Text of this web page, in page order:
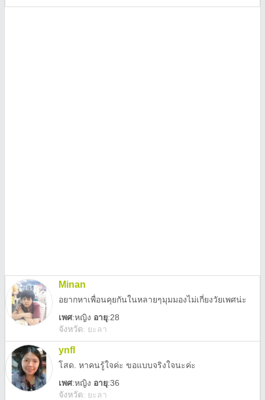
Minan
อยากหาเพื่อนคุยกันในหลายๆมุมมองไม่เกี่ยงวัยเพศน่ะ
เพศ:หญิง อายุ:28
จังหวัด: ยะลา
ynfl
โสด. หาคนรู้ใจค่ะ ขอแบบจริงใจนะค่ะ
เพศ:หญิง อายุ:36
จังหวัด: ยะลา